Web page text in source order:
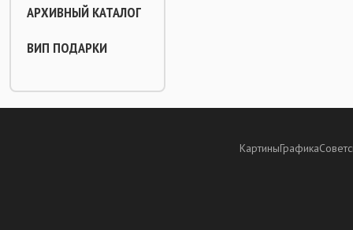
АРХИВНЫЙ КАТАЛОГ
ВИП ПОДАРКИ
КартиныГрафика